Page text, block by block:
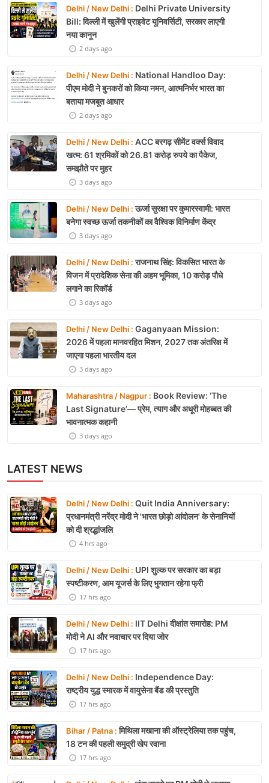
Delhi / New Delhi : Delhi Private University
Bill: दिल्ली में खुलेंगी प्राइवेट यूनिवर्सिटी, सरकार लाएगी
नया कानून
2 days ago
Delhi / New Delhi : National Handloo Day:
पीएम मोदी ने बुनकरों को किया नमन, आत्मनिर्भर भारत का
बताया मजबूत आधार
2 days ago
Delhi / New Delhi : ACC बरगढ़ सीमेंट वर्क्स विवाद
खत्म: 61 श्रमिकों को 26.81 करोड़ रुपये का पैकेज,
समझौते पर मुहर
3 days ago
Delhi / New Delhi :ऊर्जा सुरक्षा पर कुमारस्वामी: भारत
बनेगा स्वच्छ ऊर्जा तकनीकों का वैश्विक विनिर्माण केंद्र
3 days ago
Delhi / New Delhi :राजनाथ सिंह: विकसित भारत के
विजन में प्रादेशिक सेना की अहम भूमिका, 10 करोड़ पौधे
लगाने का रिकॉर्ड
3 days ago
Delhi / New Delhi : Gaganyaan Mission:
2026 में पहला मानवरहित मिशन, 2027 तक अंतरिक्ष में
जाएगा पहला भारतीय दल
3 days ago
Maharashtra / Nagpur : Book Review: ‘The
Last Signature’— प्रेम, त्याग और अधूरी मोहब्बत की
भावनात्मक कहानी
3 days ago
LATEST NEWS
Delhi / New Delhi : Quit India Anniversary:
प्रधानमंत्री नरेंद्र मोदी ने 'भारत छोड़ो आंदोलन' के सेनानियों
को दी श्रद्धांजलि
4 hrs ago
Delhi / New Delhi : UPI शुल्क पर सरकार का बड़ा
स्पष्टीकरण, आम यूजर्स के लिए भुगतान रहेगा फ्री
17 hrs ago
Delhi / New Delhi : IIT Delhi दीक्षांत समारोह: PM
मोदी ने AI और नवाचार पर दिया जोर
17 hrs ago
Delhi / New Delhi : Independence Day:
राष्ट्रीय युद्ध स्मारक में वायुसेना बैंड की प्रस्तुति
17 hrs ago
Bihar / Patna :मिथिला मखाना की ऑस्ट्रेलिया तक पहुंच,
18 टन की पहली समुद्री खेप रवाना
17 hrs ago